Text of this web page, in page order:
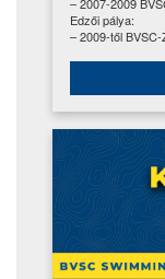
Edzői pálya:
– 2009-től